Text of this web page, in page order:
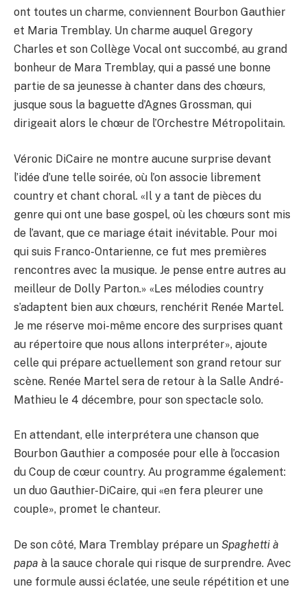
ont toutes un charme, conviennent Bourbon Gauthier
et Maria Tremblay. Un charme auquel Gregory
Charles et son Collège Vocal ont succombé, au grand
bonheur de Mara Tremblay, qui a passé une bonne
partie de sa jeunesse à chanter dans des chœurs,
jusque sous la baguette d’Agnes Grossman, qui
dirigeait alors le chœur de l’Orchestre Métropolitain.
Véronic DiCaire ne montre aucune surprise devant
l’idée d’une telle soirée, où l’on associe librement
country et chant choral. «Il y a tant de pièces du
genre qui ont une base gospel, où les chœurs sont mis
de l’avant, que ce mariage était inévitable. Pour moi
qui suis Franco-Ontarienne, ce fut mes premières
rencontres avec la musique. Je pense entre autres au
meilleur de Dolly Parton.» «Les mélodies country
s’adaptent bien aux chœurs, renchérit Renée Martel.
Je me réserve moi-même encore des surprises quant
au répertoire que nous allons interpréter», ajoute
celle qui prépare actuellement son grand retour sur
scène. Renée Martel sera de retour à la Salle André-
Mathieu le 4 décembre, pour son spectacle solo.
En attendant, elle interprétera une chanson que
Bourbon Gauthier a composée pour elle à l’occasion
du Coup de cœur country. Au programme également:
un duo Gauthier-DiCaire, qui «en fera pleurer une
couple», promet le chanteur.
De son côté, Mara Tremblay prépare un Spaghetti à
papa à la sauce chorale qui risque de surprendre. Avec
une formule aussi éclatée, une seule répétition et une